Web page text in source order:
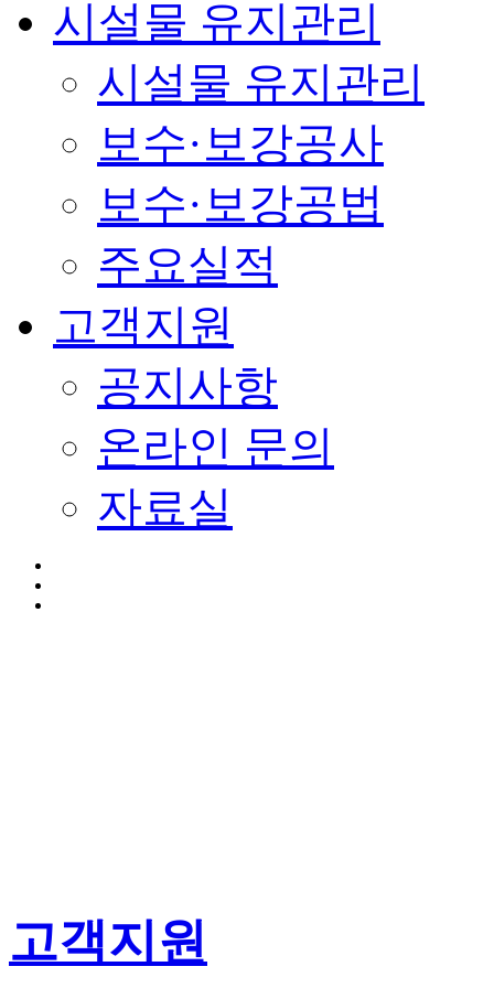
시설물 유지관리
시설물 유지관리
보수·보강공사
보수·보강공법
주요실적
고객지원
공지사항
온라인 문의
자료실
고객지원